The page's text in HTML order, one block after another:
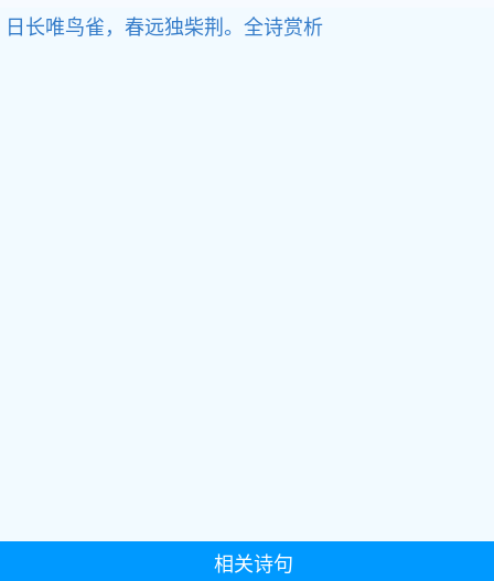
日长唯鸟雀，春远独柴荆。 全诗赏析
相关诗句